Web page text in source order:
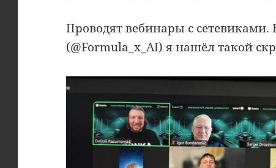
Проводят вебинары с сетевиками.
(@Formula_x_AI) я нашёл такой